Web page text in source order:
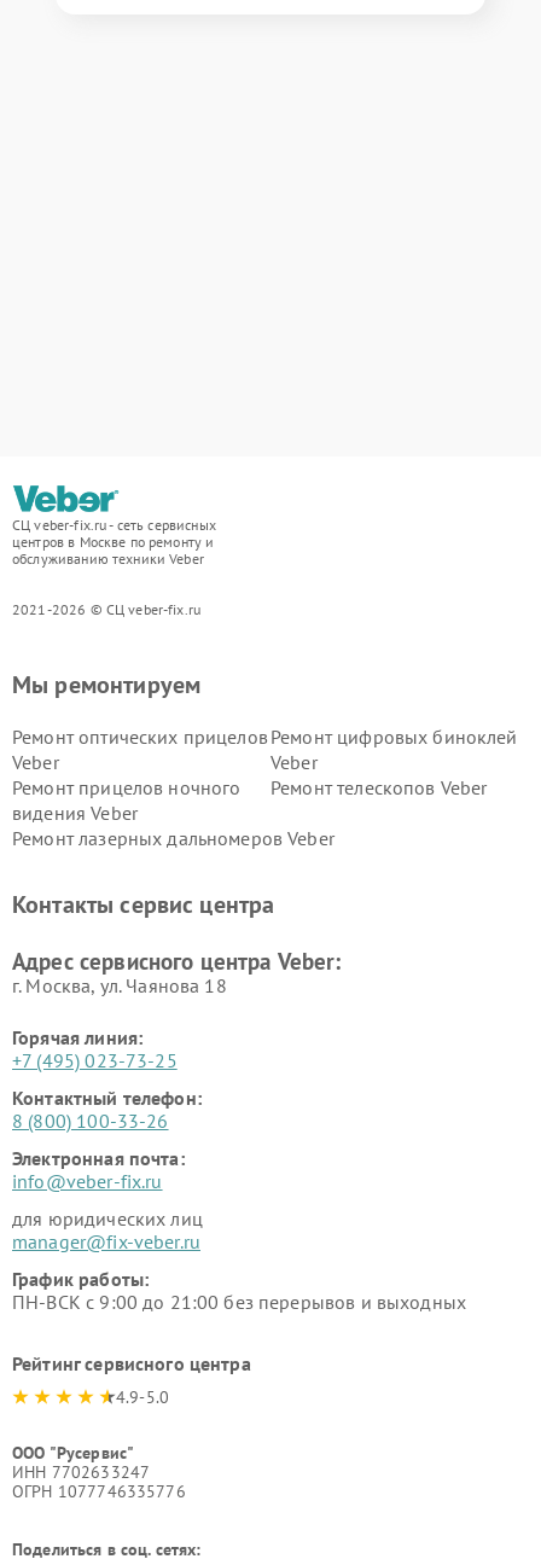
СЦ veber-fix.ru - сеть сервисных
центров в Москве по ремонту и
обслуживанию техники Veber
2021-2026 © СЦ veber-fix.ru
Мы ремонтируем
Ремонт оптических прицелов
Veber
Ремонт цифровых биноклей
Veber
Ремонт прицелов ночного
видения Veber
Ремонт телескопов Veber
Ремонт лазерных дальномеров Veber
Контакты сервис центра
Адрес сервисного центра Veber:
г. Москва, ул. Чаянова 18
Горячая линия:
+7 (495) 023-73-25
Контактный телефон:
8 (800) 100-33-26
Электронная почта:
info@veber-fix.ru
для юридических лиц
manager@fix-veber.ru
График работы:
ПН-ВСК с 9:00 до 21:00 без перерывов и выходных
Рейтинг сервисного центра
4.9-5.0
ООО "Русервис"
ИНН 7702633247
ОГРН 1077746335776
Поделиться в соц. сетях: